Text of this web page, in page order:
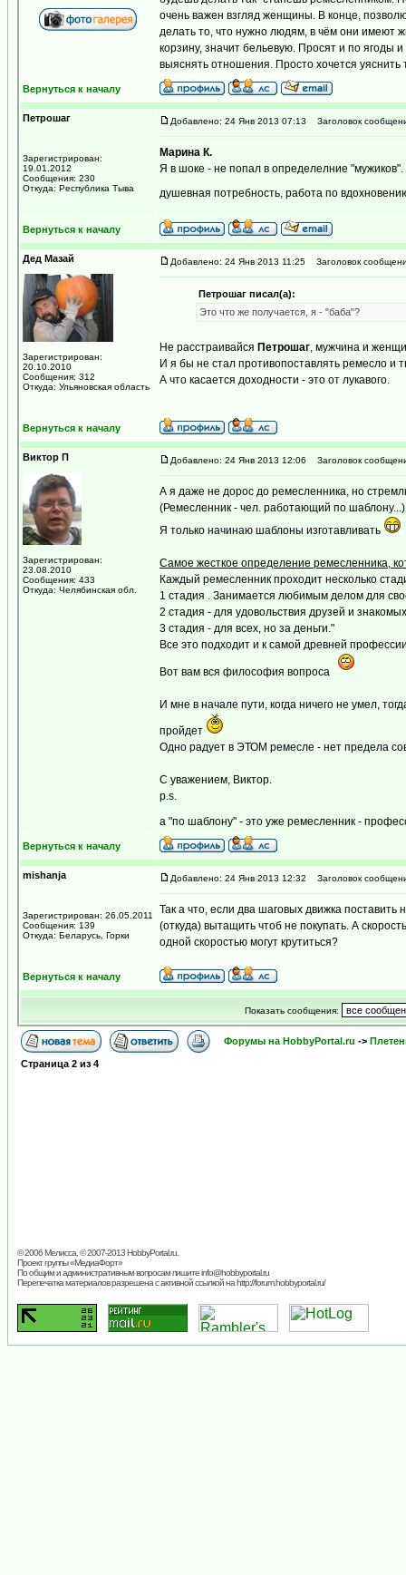
очень важен взгляд женщины. В конце,
делать то, что нужно людям, в чём они имеют
корзину, значит бельевую. Просят и по ягоды
выяснять отношения. Просто хочется
Вернуться к началу
Петрошаг
Зарегистрирован:
19.01.2012
Сообщения: 230
Откуда: Республика Тыва
Добавлено: 24 Янв 2013 07:13 Заголовок
Марина К.
Я в шоке - не попал в определелние
душевная потребность, работа по
Вернуться к началу
Дед Мазай
Зарегистрирован:
20.10.2010
Сообщения: 312
Откуда: Ульяновская область
Добавлено: 24 Янв 2013 11:25 Заголовок
Петрошаг писал(а):
Это что же получается, я - "баба"?
Не расстраивайся Петрошаг, мужчина и
И я бы не стал противопоставлять ремесло и
А что касается доходности - это от лукавого.
Вернуться к началу
Виктор П
Зарегистрирован:
23.08.2010
Сообщения: 433
Откуда: Челябинская обл.
Добавлено: 24 Янв 2013 12:06 Заголовок
А я даже не дорос до ремесленника, но
(Ремесленник - чел. работающий по шаблону...)
Я только начинаю шаблоны изготавливать
Самое жесткое определение ремесленника,
Каждый ремесленник проходит несколько
1 стадия . Занимается любимым делом для
2 стадия - для удовольствия друзей и
3 стадия - для всех, но за деньги."
Все это подходит и к самой древней
Вот вам вся философия вопроса
И мне в начале пути, когда ничего не умел,
пройдет
Одно радует в ЭТОМ ремесле - нет предела
С уважением, Виктор.
p.s.
а "по шаблону" - это уже ремесленник -
Вернуться к началу
mishanja
Зарегистрирован: 26.05.2011
Сообщения: 139
Откуда: Беларусь, Горки
Добавлено: 24 Янв 2013 12:32 Заголовок
Так а что, если два шаговых движка поставить
(откуда) вытащить чтоб не покупать. А
одной скоростью могут крутиться?
Вернуться к началу
Показать сообщения:
Форумы на HobbyPortal.ru ->
Страница 2 из 4
© 2006 Мелисса, © 2007-2013HobbyPortal.ru
Проект группы «МедиаФорт»
По общим и административным вопросам пишитеinfo@hobbyportal.ru
Перепечатка материалов разрешена с активной ссылкой на http://forum.hobbyportal.ru/